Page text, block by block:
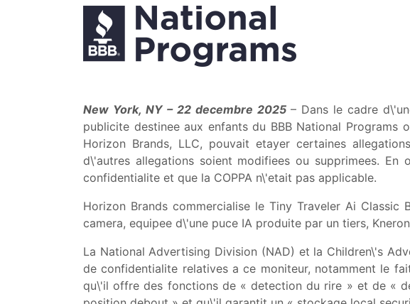
New York, NY – 22 decembre 2025– Dans le cadre
publicite destinee aux enfants du BBB National
Horizon Brands, LLC, pouvait etayer certaines
d\'autres allegations soient modifiees ou supprimees.
confidentialite et que la COPPA n\'etait pas applicable.
Horizon Brands commercialise le Tiny Traveler Ai
camera, equipee d\'une puce IA produite par un tiers,
La National Advertising Division (NAD) et la Children\'s
de confidentialite relatives a ce moniteur, notamment le
qu\'il offre des fonctions de « detection du rire » et de «